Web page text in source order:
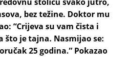
bez težine. Doktor mu
“Crijeva su vam čista i
što je tajna. Nasmijao se:
25 godina.” Pokazao